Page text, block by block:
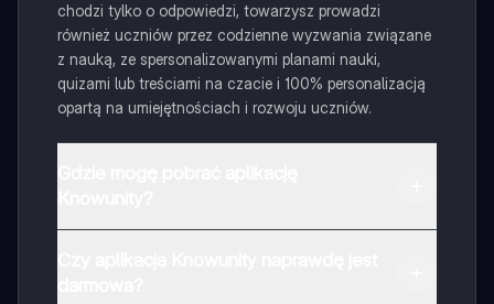
chodzi tylko o odpowiedzi, towarzysz prowadzi
również uczniów przez codzienne wyzwania związane
z nauką, ze spersonalizowanymi planami nauki,
quizami lub treściami na czacie i 100% personalizacją
opartą na umiejętnościach i rozwoju uczniów.